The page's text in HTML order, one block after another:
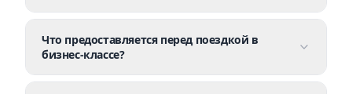
Что предоставляется перед поездкой в
бизнес-классе?